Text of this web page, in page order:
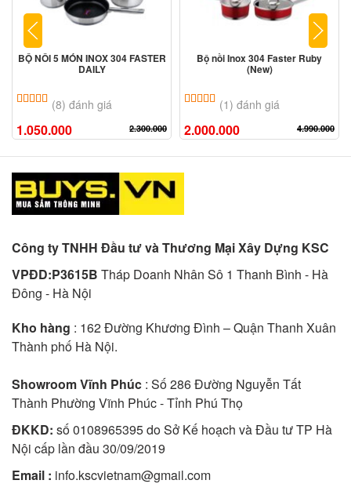
BỘ NỒI 5 MÓN INOX 304 FASTER
DAILY
5.00 trên 5 dựa trên
(8) đánh giá
1.050.000 2.300.000
Bộ nồi Inox 304 Faster Ruby
(New)
5.00 trên 5 dựa trên
(1) đánh giá
2.000.000 4.990.000
Công ty TNHH Đầu tư và Thương Mại Xây Dựng KSC
VPĐD:P3615B Tháp Doanh Nhân Sô 1 Thanh Bình - Hà
Đông - Hà Nội
Kho hàng : 162 Đường Khương Đình – Quận Thanh Xuân
Thành phố Hà Nội.
Showroom Vĩnh Phúc : Số 286 Đường Nguyễn Tất
Thành Phường Vĩnh Phúc - Tỉnh Phú Thọ
ĐKKD: số 0108965395 do Sở Kế hoạch và Đầu tư TP Hà
Nội cấp lần đầu 30/09/2019
Email : info.kscvietnam@gmail.com